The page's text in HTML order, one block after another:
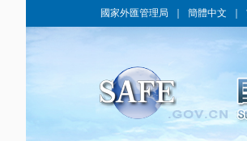
國家外匯管理局 簡體中文